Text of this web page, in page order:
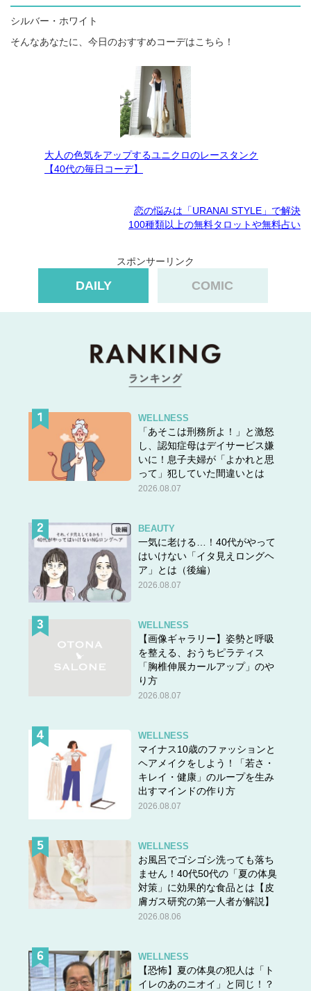
シルバー・ホワイト
そんなあなたに、今日のおすすめコーデはこちら！
大人の色気をアップするユニクロのレースタンク
【40代の毎日コーデ】
恋の悩みは「URANAI STYLE」で解決
100種類以上の無料タロットや無料占い
スポンサーリンク
DAILY COMIC
WELLNESS
「あそこは刑務所よ！」と激怒
し、認知症母はデイサービス嫌
いに！息子夫婦が「よかれと思
って」犯していた間違いとは
2026.08.07
BEAUTY
一気に老ける…！40代がやって
はいけない「イタ見えロングヘ
ア」とは（後編）
2026.08.07
WELLNESS
【画像ギャラリー】姿勢と呼吸
を整える、おうちピラティス
「胸椎伸展カールアップ」のや
り方
2026.08.07
WELLNESS
マイナス10歳のファッションと
ヘアメイクをしよう！「若さ・
キレイ・健康」のループを生み
出すマインドの作り方
2026.08.07
WELLNESS
お風呂でゴシゴシ洗っても落ち
ません！40代50代の「夏の体臭
対策」に効果的な食品とは【皮
膚ガス研究の第一人者が解説】
2026.08.06
WELLNESS
【恐怖】夏の体臭の犯人は「ト
イレのあのニオイ」と同じ！？